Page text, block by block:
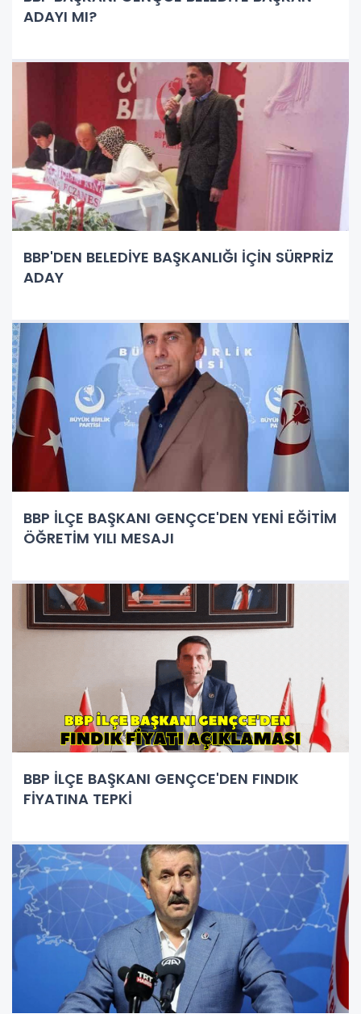
ADAYI MI?
BBP'DEN BELEDİYE BAŞKANLIĞI İÇİN SÜRPRİZ
ADAY
BBP İLÇE BAŞKANI GENÇCE'DEN YENİ EĞİTİM
ÖĞRETİM YILI MESAJI
BBP İLÇE BAŞKANI GENÇCE'DEN FINDIK
FİYATINA TEPKİ